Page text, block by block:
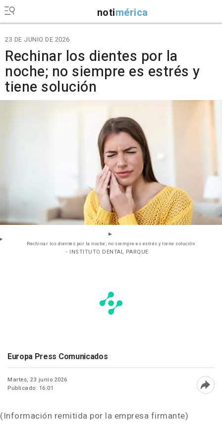
notimérica
23 DE JUNIO DE 2026
Rechinar los dientes por la
noche; no siempre es estrés y
tiene solución
Rechinar los dientes por la noche; no siempre es estrés y tiene solución
- INSTITUTO DENTAL PARQUE
Europa Press Comunicados
Martes, 23 junio 2026
Publicado: 16:01
(Información remitida por la empresa firmante)